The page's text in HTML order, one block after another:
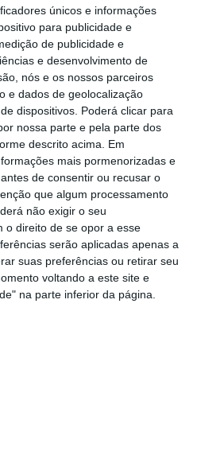
únicos e informações
para publicidade e
de publicidade e
e desenvolvimento de
nós e os nossos parceiros
e dados de geolocalização
dispositivos. Poderá clicar para
nossa parte e pela parte dos
descrito acima. Em
mais pormenorizadas e
de consentir ou recusar o
que algum processamento
não exigir o seu
o direito de se opor a esse
serão aplicadas apenas a
suas preferências ou retirar seu
voltando a este site e
na parte inferior da página.
o procedimento
já impossível ter a EM
Grande a tempo
ocorrências que
, refere a Secretaria-
Administração Interna
o tempo necessário
e iniciasse
Segundo a SGMAI,
do tempo’ do
mortes terão ocorrido
de junho.